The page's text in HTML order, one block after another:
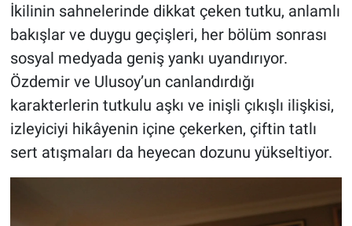
İkilinin sahnelerinde dikkat çeken tutku, anlamlı
bakışlar ve duygu geçişleri, her bölüm sonrası
sosyal medyada geniş yankı uyandırıyor.
Özdemir ve Ulusoy’un canlandırdığı
karakterlerin tutkulu aşkı ve inişli çıkışlı ilişkisi,
izleyiciyi hikâyenin içine çekerken, çiftin tatlı
sert atışmaları da heyecan dozunu yükseltiyor.